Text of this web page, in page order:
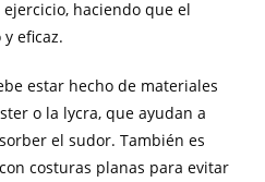
haciendo que el
eficaz.
estar hecho de materiales
o la lycra, que ayudan a
el sudor. También es
costuras planas para evitar